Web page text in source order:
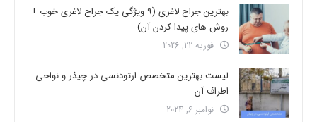
بهترین جراح لاغری (9 ویژگی یک جراح لاغری خوب +
روش های پیدا کردن آن)
فوریه 22, 2026
لیست بهترین متخصص ارتودنسی در چیذر و نواحی
اطراف آن
نوامبر 6, 2024